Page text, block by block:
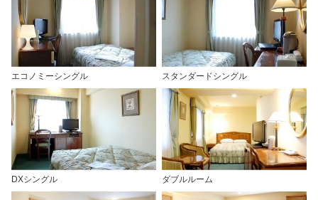
エコノミーシングル スタンダードシングル
DXシングル ダブルルーム